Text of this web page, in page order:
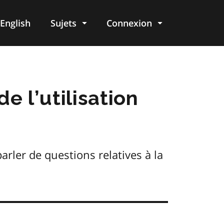
English Sujets Connexion
l’utilisation
de questions relatives à la